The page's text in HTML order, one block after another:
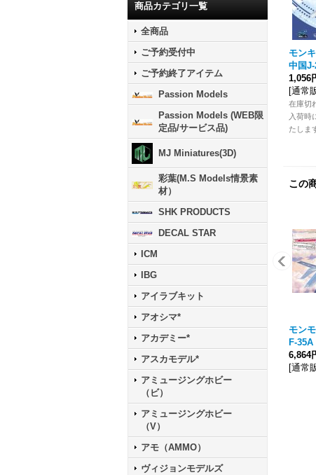
商品カテゴリ一覧
全商品
ご予約受付中
ご予約終了アイテム
Passion Models
Passion Models (WEB限
定品/サービス品)
MJ Miniatures(3D)
彩葉(M.S Models情景素
材）
SHK PRODUCTS
DECAL STAR
ICM
IBG
アイラブキット
アオシマ*
アカデミー*
アスカモデル*
アミュージングホビー
（ビ）
アミュージングホビー
（V）
アモ（AMMO）
ヴィジョンモデルズ
モン
中国
1,056
[通常
在庫切
入荷時
たしま
この
モン
F-
6,864
[通常